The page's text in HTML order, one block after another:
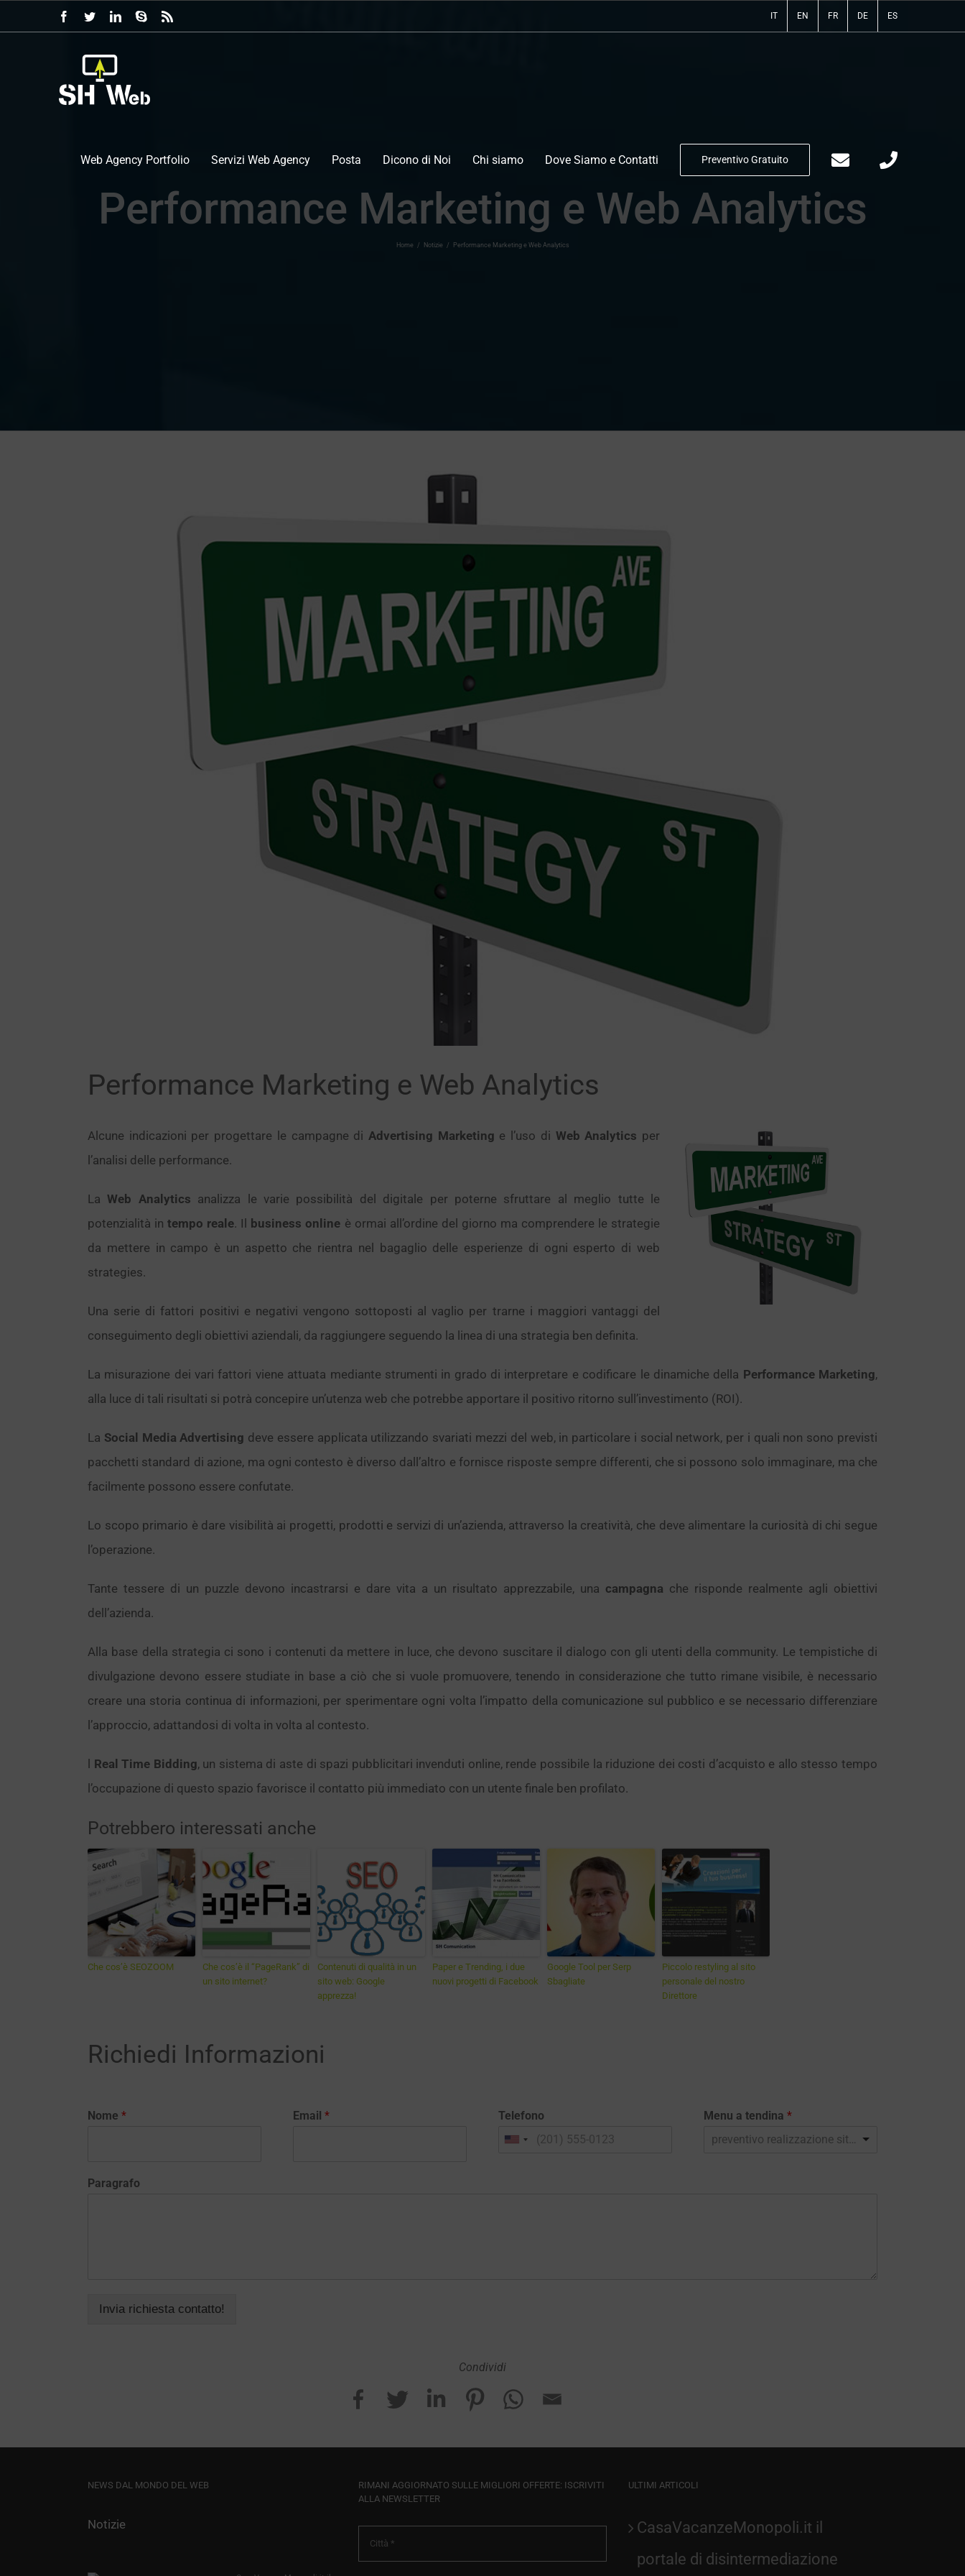
al
Facebook
TwitterLinkedIn
Skype IT EN FR DE ES
Web Agency Portfolio Servizi Web Agency Posta Dicono di Noi Chi siamo Dove Siamo e Contatti Preventivo Gratuito
Performance Marketing e Web Analytics
Home / Notizie / Performance Marketing e Web Analytics
Performance Marketing e Web Analytics
Alcune indicazioni per progettare le campagne di Advertising Marketing e l’uso di Web Analytics per
l’analisi delle performance.
LaWeb Analytics analizza le varie possibilità del digitale per poterne sfruttare al meglio tutte le
potenzialità intempo reale. Il business online è ormai all’ordine del giorno ma comprendere le strategie
da mettere in campo è un aspetto che rientra nel bagaglio delle esperienze di ogni esperto di web
strategies.
Una serie di fattori positivi e negativi vengono sottoposti al vaglio per trarne i maggiori vantaggi del
conseguimento degli obiettivi aziendali, da raggiungere seguendo la linea di una strategia ben definita.
La misurazione dei vari fattori viene attuata mediante strumenti in grado di interpretare e codificare le dinamiche della Performance Marketing,
alla luce di tali risultati si potrà concepire un’utenza web che potrebbe apportare il positivo ritorno sull’investimento (ROI).
La Social Media Advertising deve essere applicata utilizzando svariati mezzi del web, in particolare i social network, per i quali non sono previsti
pacchetti standard di azione, ma ogni contesto è diverso dall’altro e fornisce risposte sempre differenti, che si possono solo immaginare, ma che
facilmente possono essere confutate.
Lo scopo primario è dare visibilità ai progetti, prodotti e servizi di un’azienda, attraverso la creatività, che deve alimentare la curiosità di chi segue
l’operazione.
Tante tessere di un puzzle devono incastrarsi e dare vita a un risultato apprezzabile, una campagna che risponde realmente agli obiettivi
dell’azienda.
Alla base della strategia ci sono i contenuti da mettere in luce, che devono suscitare il dialogo con gli utenti della community. Le tempistiche di
divulgazione devono essere studiate in base a ciò che si vuole promuovere, tenendo in considerazione che tutto rimane visibile, è necessario
creare una storia continua di informazioni, per sperimentare ogni volta l’impatto della comunicazione sul pubblico e se necessario differenziare
l’approccio, adattandosi di volta in volta al contesto.
Real Time Bidding, un sistema di aste di spazi pubblicitari invenduti online, rende possibile la riduzione dei costi d’acquisto e allo stesso tempo
l’occupazione di questo spazio favorisce il contatto più immediato con un utente finale ben profilato.
Potrebbero interessati anche
Che cos’è SEOZOOM
Che cos’è il “PageRank” di
un sito internet?
Contenuti di qualità in un
sito web: Google
apprezza!
Paper e Trending, i due
nuovi progetti di Facebook
Google Tool per Serp
Sbagliate
Piccolo restyling al sito
personale del nostro
Direttore
Richiedi Informazioni
Nome * Email * Telefono Menu a tendina *
preventivo realizzazione sito web
Paragrafo
Invia richiesta contatto!
Condividi
NEWS DAL MONDO DEL WEB
Notizie
RIMANI AGGIORNATO SULLE MIGLIORI OFFERTE: ISCRIVITI
ALLA NEWSLETTER
ULTIMI ARTICOLI
CasaVacanzeMonopoli.it il
portale di disintermediazione